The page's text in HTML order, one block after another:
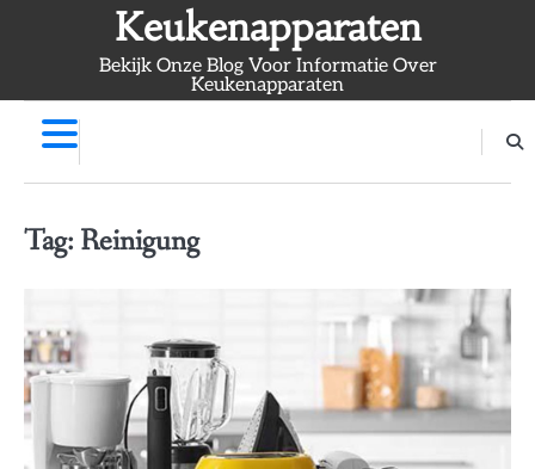
Keukenapparaten
Bekijk Onze Blog Voor Informatie Over
Keukenapparaten
Tag: Reinigung